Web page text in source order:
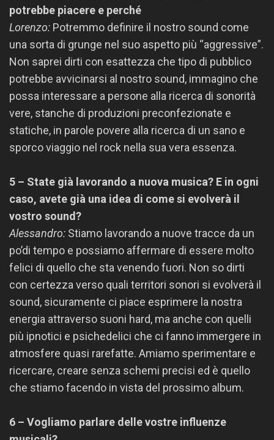
potrebbe piacere e perché
Lorenzo: Potremmo definire il nostro sound come
una sorta di grunge nel suo aspetto più “aggressive”.
Non saprei dirti con esattezza che tipo di pubblico
potrebbe avvicinarsi al nostro sound, immagino che
possa interessare a persone alla ricerca di sonorità
vere, stanche di produzioni preconfezionate e
statiche, in parole povere alla ricerca di un sano e
sporco viaggio nel rock nella sua vera essenza.
5 – State già lavorando a nuova musica? E in ogni
caso, avete già una idea di come si evolverà il
vostro sound?
Alessandro: Stiamo lavorando a nuove tracce da un
po’di tempo e possiamo affermare di essere molto
felici di quello che sta venendo fuori. Non so dirti
con certezza verso quali territori sonori si evolverà il
sound, sicuramente ci piace esprimere la nostra
energia attraverso suoni hard, ma anche con quelli
più ipnotici e psichedelici che ci fanno immergere in
atmosfere quasi rarefatte. Amiamo sperimentare e
ricercare, creare senza schemi precisi ed è quello
che stiamo facendo in vista del prossimo album.
6 – Vogliamo parlare delle vostre influenze